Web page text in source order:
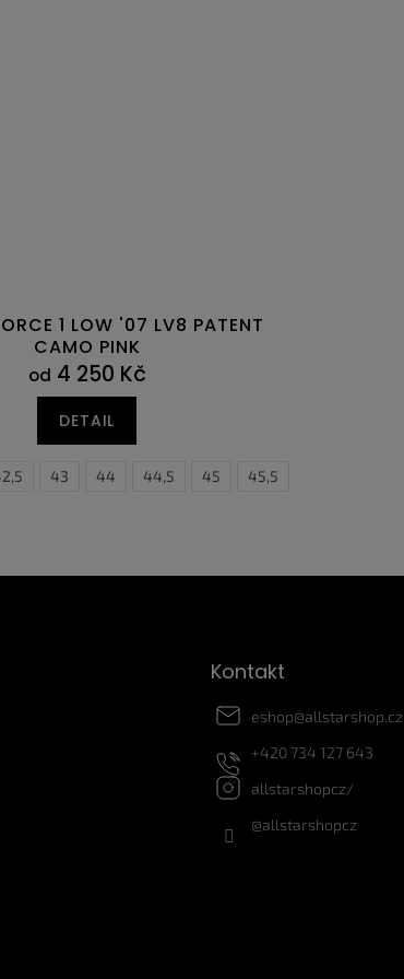
1 LOW '07 LV8 PATENT
CAMO PINK
od 4 250 Kč
DETAIL
43 44 44,5 45 45,5
Kontakt
eshop@allstarshop.cz
+420 734 127 643
allstarshopcz/
@allstarshopcz